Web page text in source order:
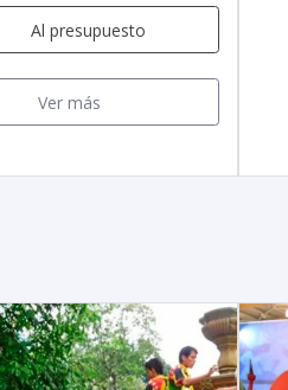
Al presupuesto
Ver más